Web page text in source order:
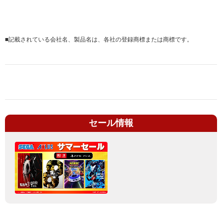
■記載されている会社名、製品名は、各社の登録商標または商標です。
セール情報